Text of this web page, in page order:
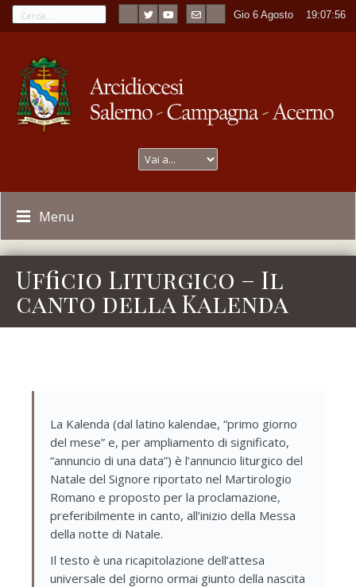
Gio 6 Agosto 19:07:56
Menu
Ufficio Liturgico – Il
canto della Kalenda
La Kalenda (dal latino kalendae, “primo giorno
del mese” e, per ampliamento di significato,
“annuncio di una data”) è l’annuncio liturgico del
Natale del Signore riportato nel Martirologio
Romano e proposto per la proclamazione,
preferibilmente in canto, all’inizio della Messa
della notte di Natale.
Il testo è una ricapitolazione dell’attesa
universale del giorno ormai giunto della nascita